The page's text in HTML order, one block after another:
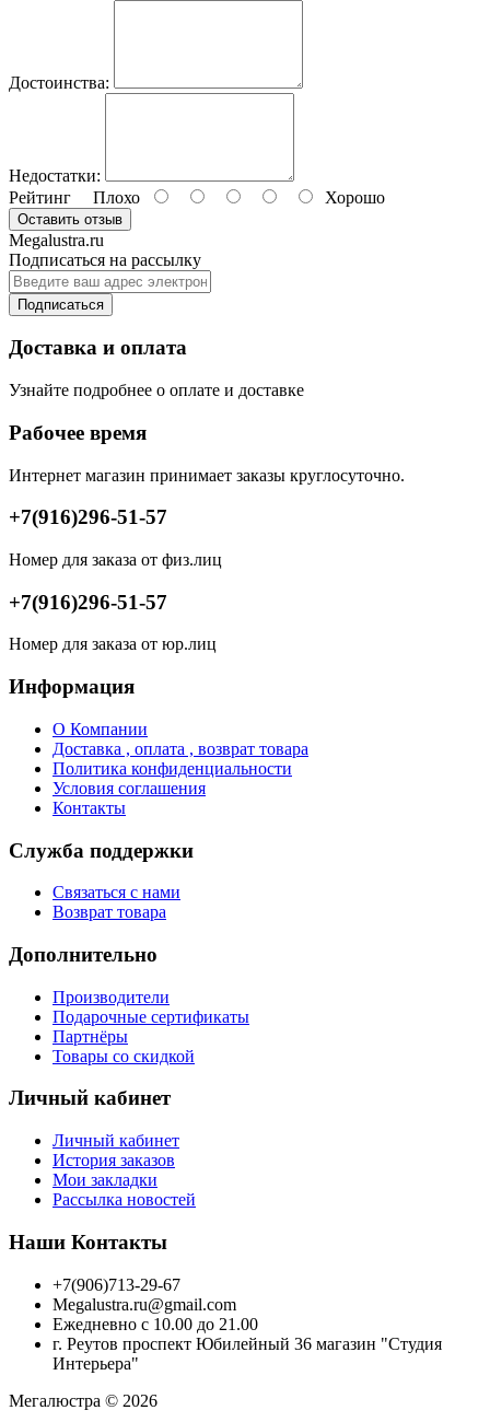
Достоинства:
Недостатки:
Рейтинг Плохо Хорошо
Оставить отзыв
Megalustra.ru
Подписаться на рассылку
Подписаться
Доставка и оплата
Узнайте подробнее о оплате и доставке
Рабочее время
Интернет магазин принимает заказы круглосуточно.
+7(916)296-51-57
Номер для заказа от физ.лиц
+7(916)296-51-57
Номер для заказа от юр.лиц
Информация
О Компании
Доставка , оплата , возврат товара
Политика конфиденциальности
Условия соглашения
Контакты
Служба поддержки
Связаться с нами
Возврат товара
Дополнительно
Производители
Подарочные сертификаты
Партнёры
Товары со скидкой
Личный кабинет
Личный кабинет
История заказов
Мои закладки
Рассылка новостей
Наши Контакты
+7(906)713-29-67
Megalustra.ru@gmail.com
Ежедневно с 10.00 до 21.00
г. Реутов проспект Юбилейный 36 магазин "Студия
Интерьера"
Мегалюстра © 2026